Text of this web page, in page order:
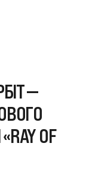
—
OF